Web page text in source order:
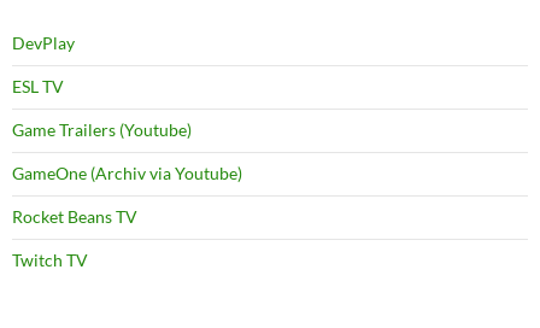
DevPlay
ESL TV
Game Trailers (Youtube)
GameOne (Archiv via Youtube)
Rocket Beans TV
Twitch TV